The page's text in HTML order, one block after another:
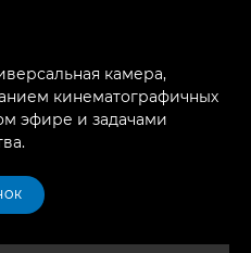
камера,
кинематографичных
эфире и задачами